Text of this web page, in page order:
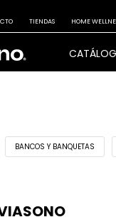
TIENDAS HOME
BANCOS Y BANQUETAS